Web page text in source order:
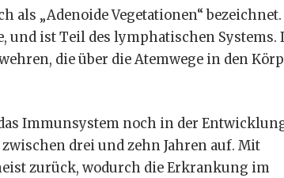
„Adenoide Vegetationen“ bezeichnet.
und ist Teil des lymphatischen Systems.
die über die Atemwege in den
Immunsystem noch in der
drei und zehn Jahren auf. Mit
zurück, wodurch die Erkrankung im